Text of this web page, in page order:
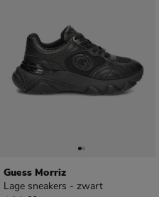
Guess Morriz
Lage sneakers - zwart